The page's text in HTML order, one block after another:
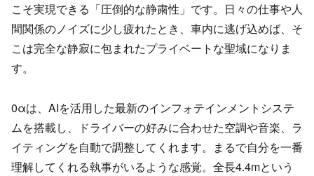
こそ実現できる「圧倒的な静粛性」です。日々の仕事や人
間関係のノイズに少し疲れたとき、車内に逃げ込めば、そ
こは完全な静寂に包まれたプライベートな聖域になりま
す。
0αは、AIを活用した最新のインフォテインメントシステ
ムを搭載し、ドライバーの好みに合わせた空調や音楽、ラ
イティングを自動で調整してくれます。まるで自分を一番
理解してくれる執事がいるような感覚。全長4.4mという